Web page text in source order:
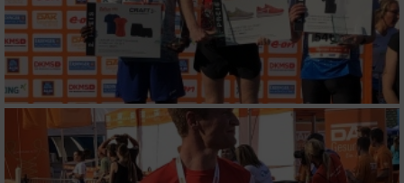
von Inhalten
Verwendung von Profilen zur Auswahl
personalisierter Inhalte
Messung der Werbeleistung
Messung der Performance von Inhalten